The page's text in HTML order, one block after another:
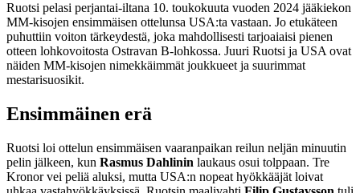
Ruotsi pelasi perjantai-iltana 10. toukokuuta vuoden 2024 jääkiekon
MM-kisojen ensimmäisen ottelunsa USA:ta vastaan. Jo etukäteen
puhuttiin voiton tärkeydestä, joka mahdollisesti tarjoaiaisi pienen
otteen lohkovoitosta Ostravan B-lohkossa. Juuri Ruotsi ja USA ovat
näiden MM-kisojen nimekkäimmät joukkueet ja suurimmat
mestarisuosikit.
Ensimmäinen erä
Ruotsi loi ottelun ensimmäisen vaaranpaikan reilun neljän minuutin
pelin jälkeen, kun Rasmus Dahlinin laukaus osui tolppaan. Tre
Kronor vei peliä aluksi, mutta USA:n nopeat hyökkääjät loivat